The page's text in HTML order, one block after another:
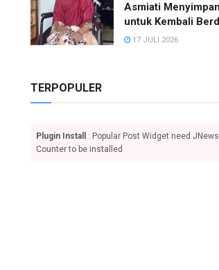
Asmiati
untuk Kembali
17 JULI 2026
TERPOPULER
Plugin Install
: Popular Post Widget need
Counter to be installed